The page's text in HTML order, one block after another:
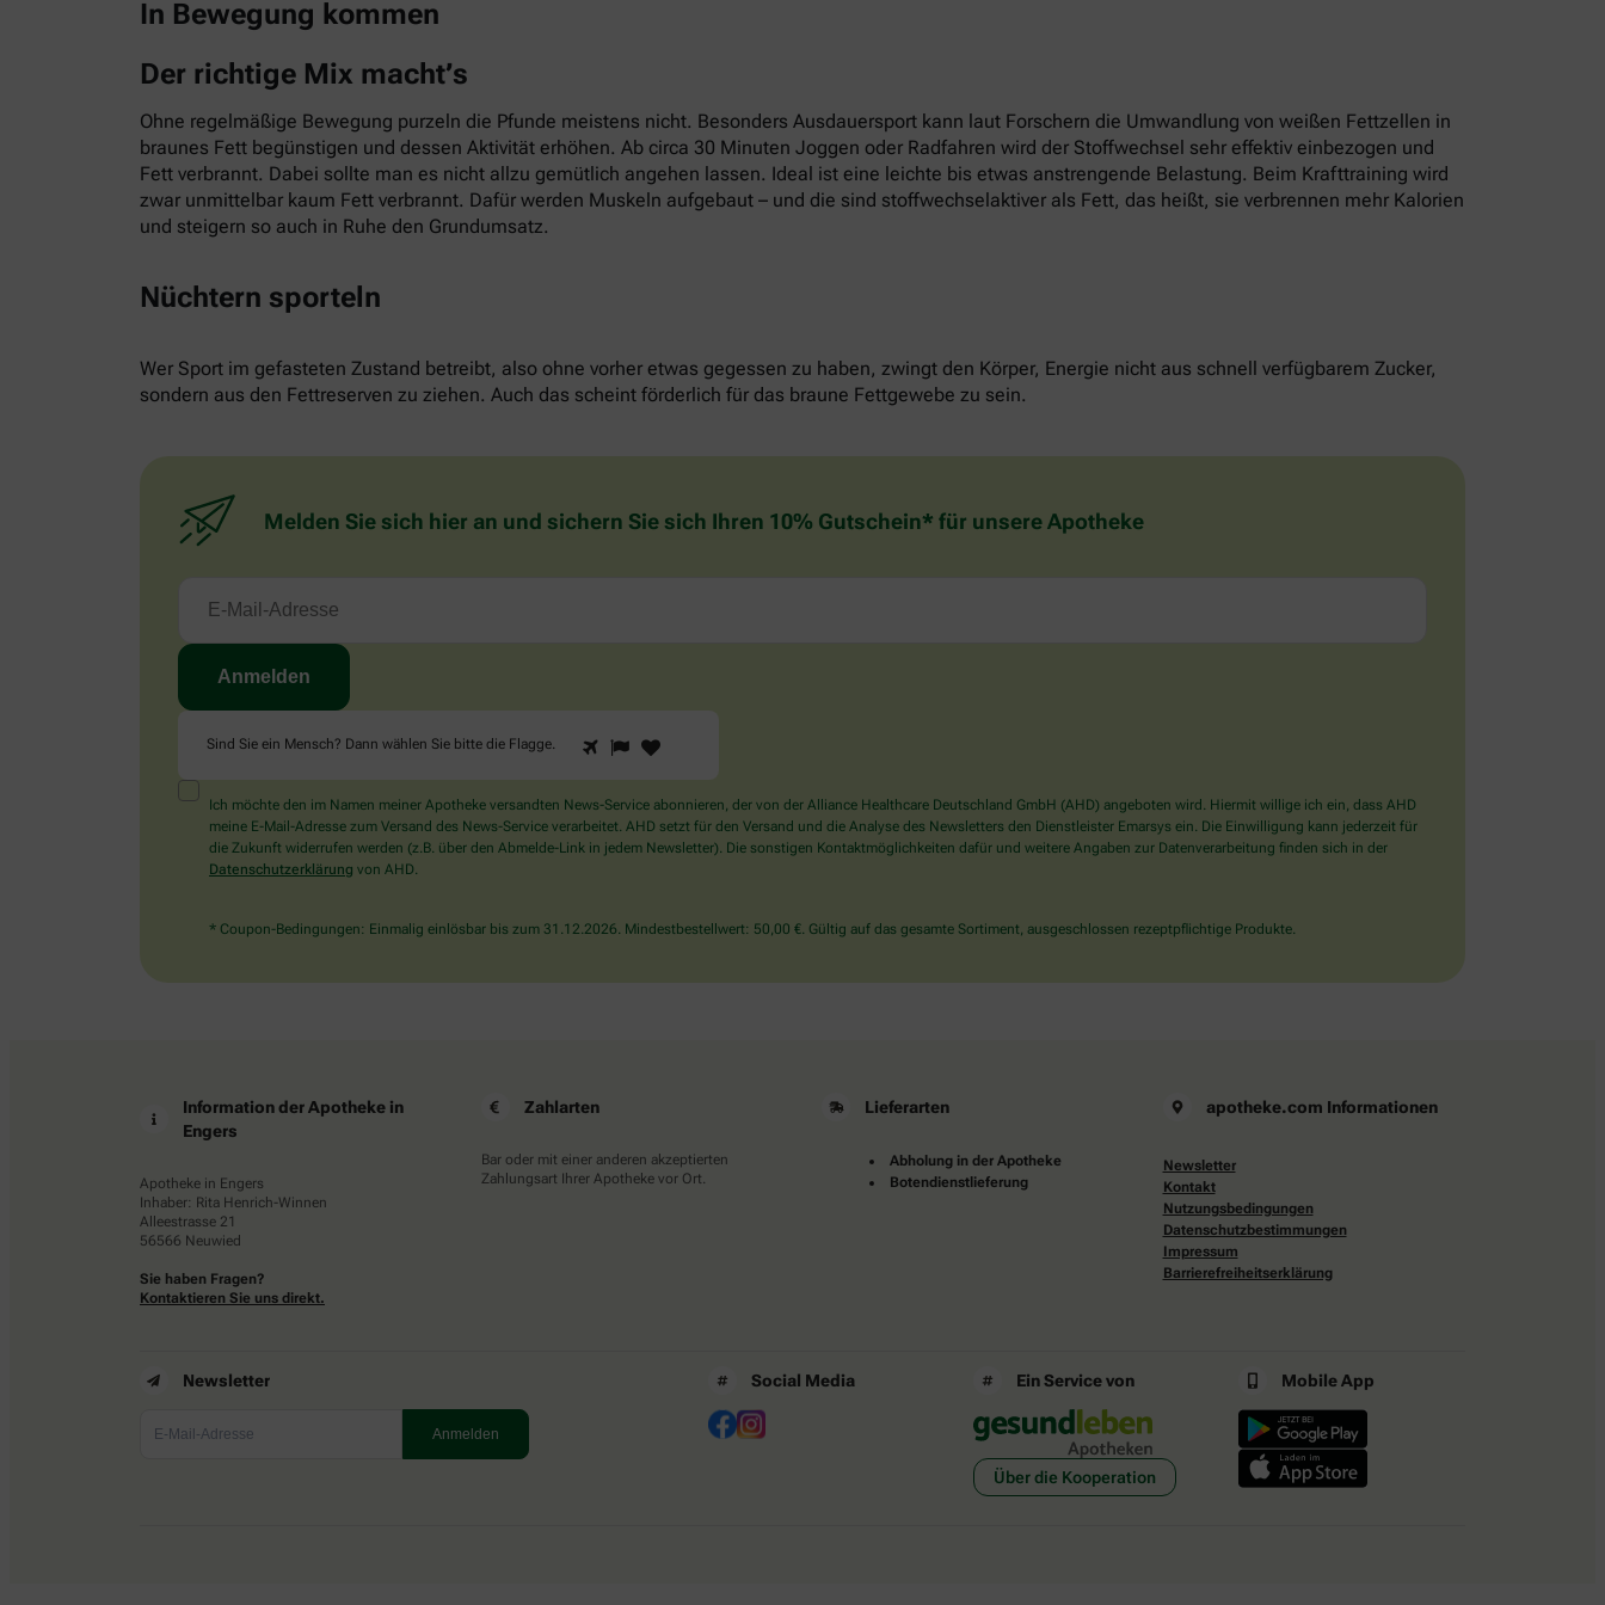
In Bewegung kommen
Der richtige Mix macht’s
Ohne regelmäßige Bewegung purzeln die Pfunde meistens nicht. Besonders Ausdauersport kann laut Forschern die Umwandlung von weißen Fettzellen in
braunes Fett begünstigen und dessen Aktivität erhöhen. Ab circa 30 Minuten Joggen oder Radfahren wird der Stoffwechsel sehr effektiv einbezogen und
Fett verbrannt. Dabei sollte man es nicht allzu gemütlich angehen lassen. Ideal ist eine leichte bis etwas anstrengende Belastung. Beim Krafttraining wird
zwar unmittelbar kaum Fett verbrannt. Dafür werden Muskeln aufgebaut – und die sind stoffwechselaktiver als Fett, das heißt, sie verbrennen mehr Kalorien
und steigern so auch in Ruhe den Grundumsatz.
Nüchtern sporteln
Wer Sport im gefasteten Zustand betreibt, also ohne vorher etwas gegessen zu haben, zwingt den Körper, Energie nicht aus schnell verfügbarem Zucker,
sondern aus den Fettreserven zu ziehen. Auch das scheint förderlich für das braune Fettgewebe zu sein.
Melden Sie sich hier an und sichern Sie sich Ihren 10% Gutschein* für unsere Apotheke
Sind Sie ein Mensch? Dann wählen Sie bitte die Flagge.
Sind
Sie
Mensch?
Dann
wählen
Flagge.
1 2
Ich möchte den im Namen meiner Apotheke versandten News-Service abonnieren, der von der Alliance Healthcare Deutschland GmbH (AHD) angeboten wird. Hiermit willige ich ein, dass AHD
meine E-Mail-Adresse zum Versand des News-Service verarbeitet. AHD setzt für den Versand und die Analyse des Newsletters den Dienstleister Emarsys ein. Die Einwilligung kann jederzeit für
die Zukunft widerrufen werden (z.B. über den Abmelde-Link in jedem Newsletter). Die sonstigen Kontaktmöglichkeiten dafür und weitere Angaben zur Datenverarbeitung finden sich in der
Datenschutzerklärung von AHD.
* Coupon-Bedingungen: Einmalig einlösbar bis zum 31.12.2026. Mindestbestellwert: 50,00 €. Gültig auf das gesamte Sortiment, ausgeschlossen rezeptpflichtige Produkte.
Information der Apotheke in
Engers
Apotheke in Engers
Inhaber: Rita Henrich-Winnen
Alleestrasse 21
56566 Neuwied
Sie haben Fragen?
Kontaktieren Sie uns direkt.
Zahlarten
Bar oder mit einer anderen akzeptierten
Zahlungsart Ihrer Apotheke vor Ort.
Lieferarten
Abholung in der Apotheke
Botendienstlieferung
apotheke.com Informationen
Newsletter
Kontakt
Nutzungsbedingungen
Datenschutzbestimmungen
Impressum
Barrierefreiheitserklärung
Newsletter Social Media Ein Service von
Über die Kooperation
Mobile App